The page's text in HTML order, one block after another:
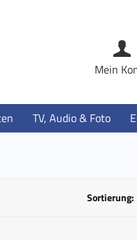
Mein
TV, Audio & Foto
Sortierung: